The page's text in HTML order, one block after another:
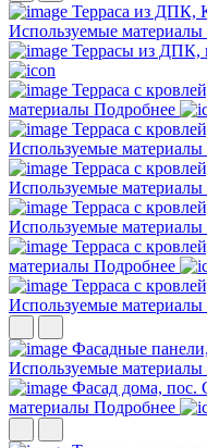
Терраса из ДПК,
Используемые материалы
Террасы из ДПК,
Терраса с
материалы Подробнее
Терраса с
Используемые материалы
Терраса с
Используемые материалы
Терраса с
Используемые материалы
Терраса с
материалы Подробнее
Терраса с
Используемые материалы
Фасадные
Используемые материалы
Фасад дома, пос.
материалы Подробнее